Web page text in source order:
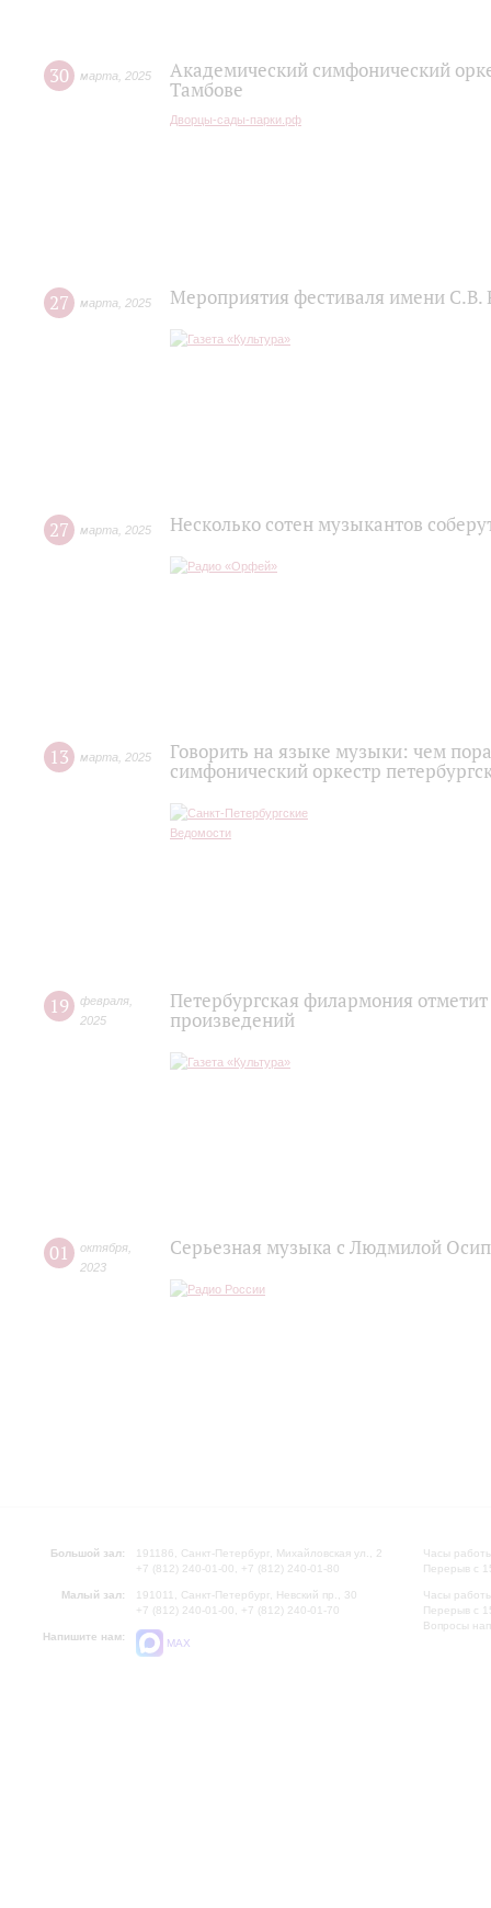
30 марта 2025
Академический симфонический
Тамбове
Дворцы-сады-парки.рф
27 марта 2025 Мероприятия фестиваля имени С.В.
27 марта 2025 Несколько сотен музыкантов
13 марта 2025
Говорить на языке музыки: чем
симфонический оркестр
19 февраля
2025
Петербургская филармония
произведений
01 октября
2023
Серьезная музыка с Людмилой
Большой зал:
191186, Санкт-Петербург, Михайловская ул., 2
+7 (812) 240-01-00, +7 (812) 240-01-80
Малый зал:
191011, Санкт-Петербург, Невский пр., 30
+7 (812) 240-01-00, +7 (812) 240-01-70
Напишите нам:
MAX
Часы
Перерыв с
Часы
Перерыв с
Вопросы